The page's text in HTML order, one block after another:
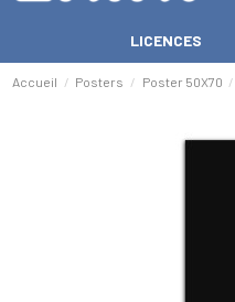
LICENCES
Accueil Posters Poster 50X70